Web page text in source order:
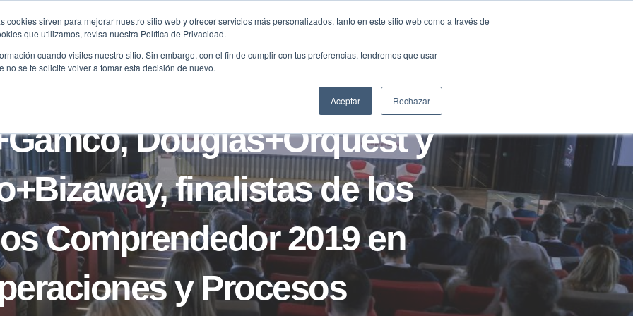
cookies sirven para mejorar nuestro sitio web y ofrecer servicios más personalizados, tanto en este sitio web como a través de
que utilizamos, revisa nuestra Política de Privacidad.
cuando visites nuestro sitio. Sin embargo, con el fin de cumplir con tus preferencias, tendremos que usar
se te solicite volver a tomar esta decisión de nuevo.
Aceptar Rechazar
B2B FILANTROPÍA LONGEVIDAD
Douglas+Orquest y
finalistas de los
Comprendedor 2019 en
y Procesos